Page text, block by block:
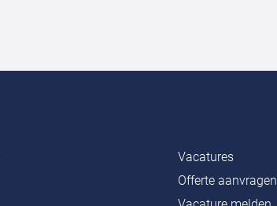
Vacatures
Offerte aanvragen